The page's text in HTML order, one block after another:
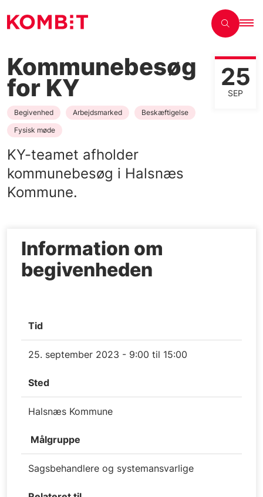
Kommunebesøg
for KY 25
SEP
Begivenhed Arbejdsmarked
Beskæftigelse
Fysisk møde
KY-teamet afholder
kommunebesøg i Halsnæs
Kommune.
Information om
begivenheden
Tid
25. september 2023 - 9:00 til 15:00
Sted
Halsnæs Kommune
Målgruppe
Sagsbehandlere og systemansvarlige